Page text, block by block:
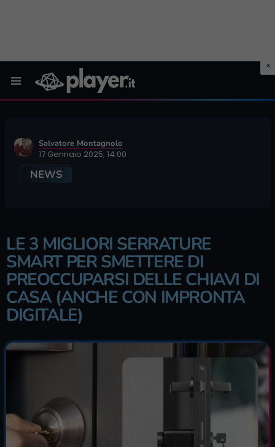
Salvatore Montagnolo
17 Gennaio 2025, 14:00
NEWS
LE 3 MIGLIORI SERRATURE
SMART PER SMETTERE DI
PREOCCUPARSI DELLE CHIAVI DI
CASA (ANCHE CON IMPRONTA
DIGITALE)